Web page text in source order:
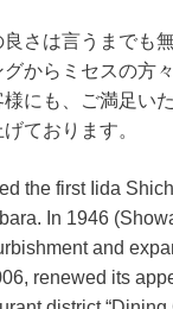
さは言うまでも
からミセスの方
にも、ご満足い
ております。
the first Iida
In 1946
and
renewed its